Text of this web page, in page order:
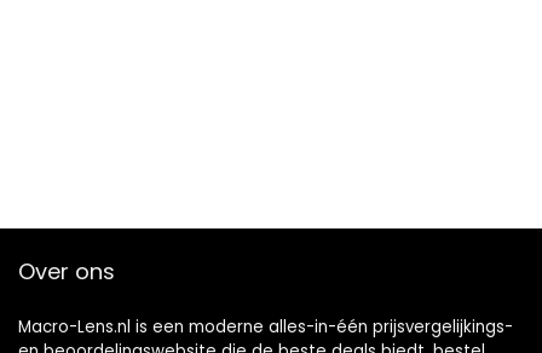
Over ons
Macro-Lens.nl is een moderne alles-in-één prijsvergelijkings-